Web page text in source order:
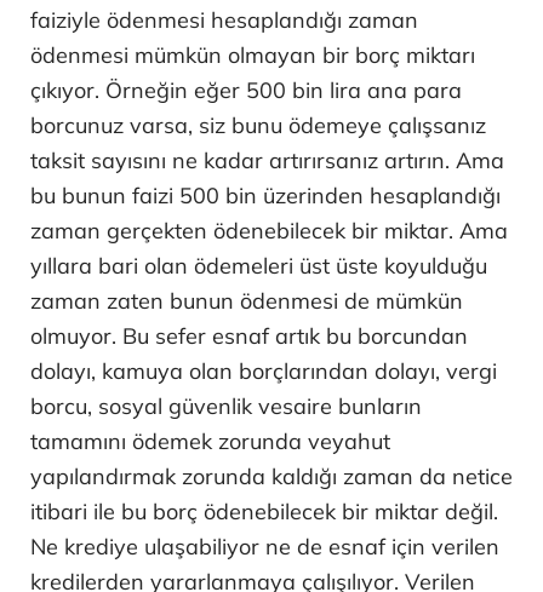
faiziyle ödenmesi hesaplandığı zaman
ödenmesi mümkün olmayan bir borç miktarı
çıkıyor. Örneğin eğer 500 bin lira ana para
borcunuz varsa, siz bunu ödemeye çalışsanız
taksit sayısını ne kadar artırırsanız artırın. Ama
bu bunun faizi 500 bin üzerinden hesaplandığı
zaman gerçekten ödenebilecek bir miktar. Ama
yıllara bari olan ödemeleri üst üste koyulduğu
zaman zaten bunun ödenmesi de mümkün
olmuyor. Bu sefer esnaf artık bu borcundan
dolayı, kamuya olan borçlarından dolayı, vergi
borcu, sosyal güvenlik vesaire bunların
tamamını ödemek zorunda veyahut
yapılandırmak zorunda kaldığı zaman da netice
itibari ile bu borç ödenebilecek bir miktar değil.
Ne krediye ulaşabiliyor ne de esnaf için verilen
kredilerden yararlanmaya çalışılıyor. Verilen